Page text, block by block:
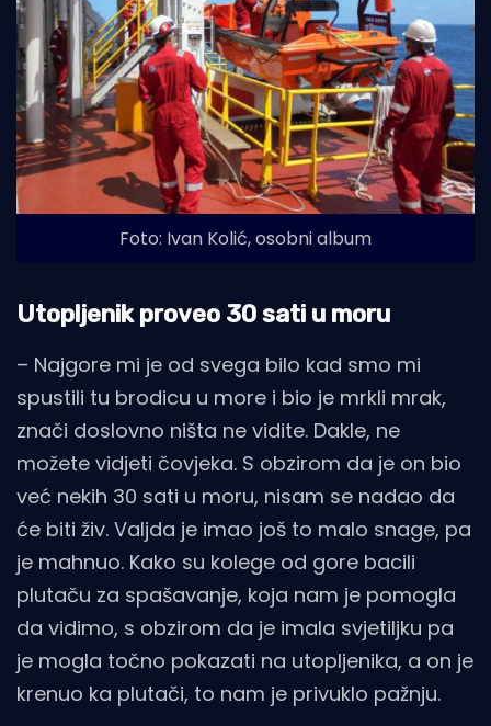
Foto: Ivan Kolić, osobni album
Utopljenik proveo 30 sati u moru
– Najgore mi je od svega bilo kad smo mi
spustili tu brodicu u more i bio je mrkli mrak,
znači doslovno ništa ne vidite. Dakle, ne
možete vidjeti čovjeka. S obzirom da je on bio
već nekih 30 sati u moru, nisam se nadao da
će biti živ. Valjda je imao još to malo snage, pa
je mahnuo. Kako su kolege od gore bacili
plutaču za spašavanje, koja nam je pomogla
da vidimo, s obzirom da je imala svjetiljku pa
je mogla točno pokazati na utopljenika, a on je
krenuo ka plutači, to nam je privuklo pažnju.